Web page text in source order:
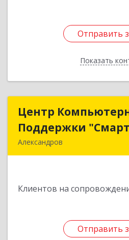
Отправить
Показать
Отправить
Назад
Центр
Поддержки
Александров
Клиентов на
Отправить
Центр
Отправить